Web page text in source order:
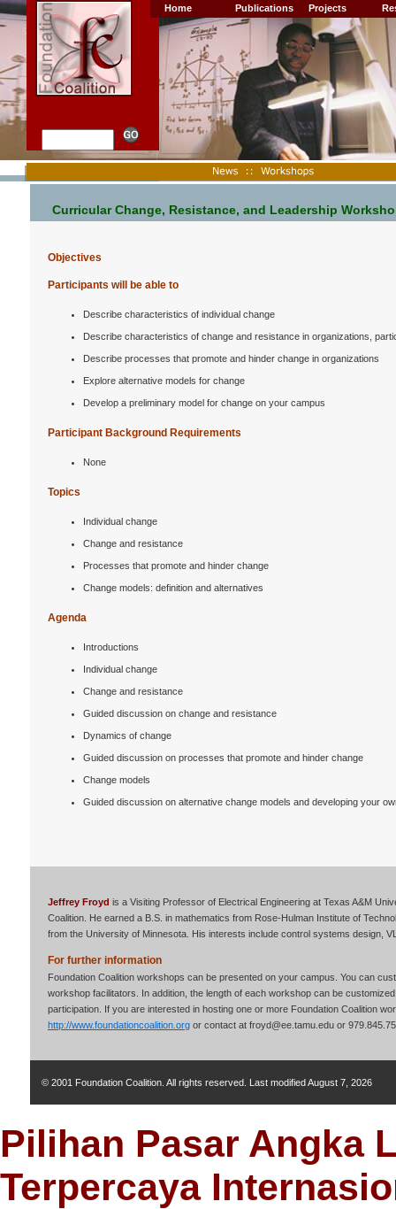
Home Publications Projects
Curricular Change, Resistance, and Leadership
Objectives
Participants will be able to
Describe characteristics of individual change
Describe characteristics of change and resistance in organizations,
Describe processes that promote and hinder change in organizations
Explore alternative models for change
Develop a preliminary model for change on your campus
Participant Background Requirements
None
Topics
Individual change
Change and resistance
Processes that promote and hinder change
Change models: definition and alternatives
Agenda
Introductions
Individual change
Change and resistance
Guided discussion on change and resistance
Dynamics of change
Guided discussion on processes that promote and hinder change
Change models
Guided discussion on alternative change models and developing your
Jeffrey Froyd is a Visiting Professor of Electrical Engineering at Texas A&M
Coalition. He earned a B.S. in mathematics from Rose-Hulman Institute of
from the University of Minnesota. His interests include control systems design,
For further information
Foundation Coalition workshops can be presented on your campus. You can
workshop facilitators. In addition, the length of each workshop can be
participation. If you are interested in hosting one or more Foundation Coalition
http://www.foundationcoalition.org or contact at froyd@ee.tamu.edu or
© 2001 Foundation Coalition. All rights reserved. Last modifiedAugust 7, 2026
Pilihan Pasar Angka
Terpercaya